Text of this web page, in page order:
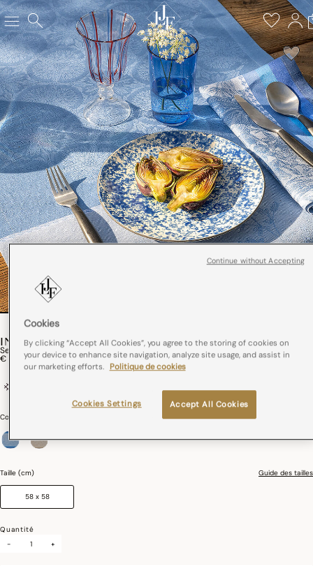
INSTANT BUCOLIQUE
Serviette De Table Instant Bucolique Lin
€ 24,00
Couleurs :
Taille (cm) Guide des tailles
58 x 58
Quantité
-
+
Cookies
By clicking “Accept All Cookies”, you agree to the storing of cookies on
your device to enhance site navigation, analyze site usage, and assist in
our marketing efforts. Politique de cookies
Accept All Cookies
Cookies Settings
Continue without Accepting